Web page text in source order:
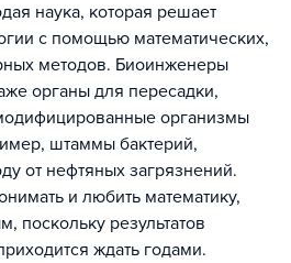
наука, которая решает
с помощью математических,
методов. Биоинженеры
органы для пересадки,
организмы
штаммы бактерий,
от нефтяных загрязнений.
и любить математику,
поскольку результатов
ждать годами.